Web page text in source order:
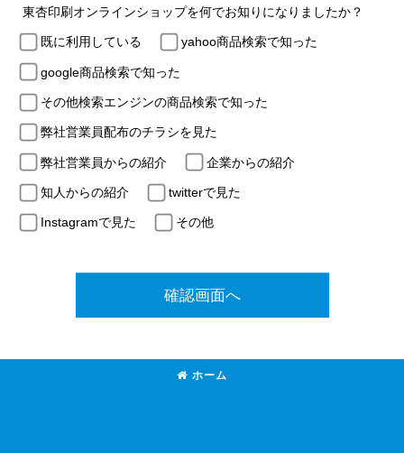
東杏印刷オンラインショップを何でお知りになりましたか？
既に利用している yahoo商品検索で知った
google商品検索で知った
その他検索エンジンの商品検索で知った
弊社営業員配布のチラシを見た
弊社営業員からの紹介 企業からの紹介
知人からの紹介 twitterで見た
Instagramで見た その他
確認画面へ
ホーム